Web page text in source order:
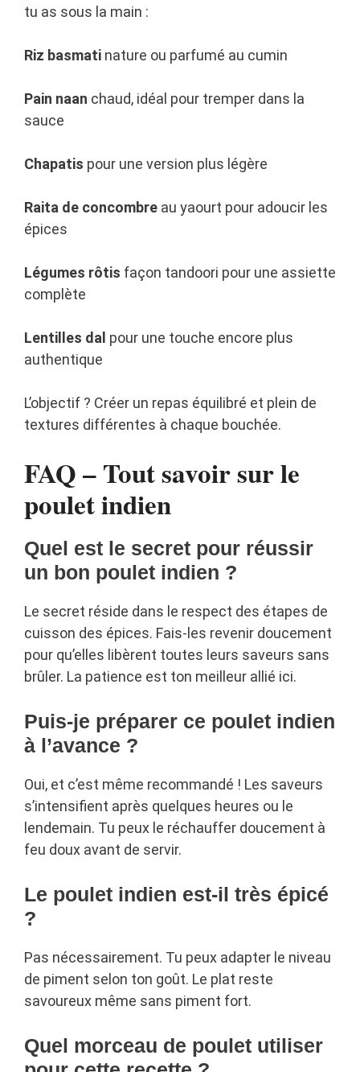
tu as sous la main :
Riz basmati nature ou parfumé au cumin
Pain naan chaud, idéal pour tremper dans la
sauce
Chapatis pour une version plus légère
Raita de concombre au yaourt pour adoucir les
épices
Légumes rôtis façon tandoori pour une assiette
complète
Lentilles dal pour une touche encore plus
authentique
L’objectif ? Créer un repas équilibré et plein de
textures différentes à chaque bouchée.
FAQ – Tout savoir sur le
poulet indien
Quel est le secret pour réussir
un bon poulet indien ?
Le secret réside dans le respect des étapes de
cuisson des épices. Fais-les revenir doucement
pour qu’elles libèrent toutes leurs saveurs sans
brûler. La patience est ton meilleur allié ici.
Puis-je préparer ce poulet indien
à l’avance ?
Oui, et c’est même recommandé ! Les saveurs
s’intensifient après quelques heures ou le
lendemain. Tu peux le réchauffer doucement à
feu doux avant de servir.
Le poulet indien est-il très épicé
?
Pas nécessairement. Tu peux adapter le niveau
de piment selon ton goût. Le plat reste
savoureux même sans piment fort.
Quel morceau de poulet utiliser